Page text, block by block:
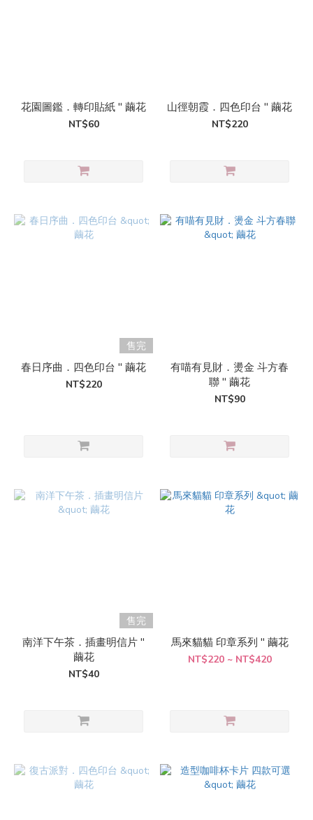
花園圖鑑．轉印貼紙 " 繭花
NT$60
山徑朝霞．四色印台 " 繭花
NT$220
售完
春日序曲．四色印台 " 繭花
NT$220
有喵有見財．燙金 斗方春
聯 " 繭花
NT$90
售完
南洋下午茶．插畫明信片 "
繭花
NT$40
馬來貓貓 印章系列 " 繭花
NT$220 ~ NT$420